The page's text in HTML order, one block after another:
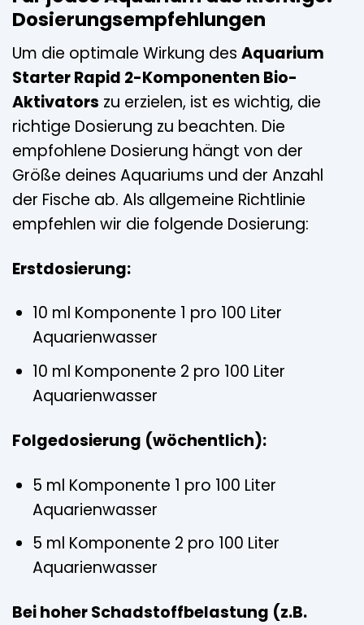
Dosierungsempfehlungen
Um die optimale Wirkung des Aquarium
Starter Rapid 2-Komponenten Bio-
Aktivators zu erzielen, ist es wichtig, die
richtige Dosierung zu beachten. Die
empfohlene Dosierung hängt von der
Größe deines Aquariums und der Anzahl
der Fische ab. Als allgemeine Richtlinie
empfehlen wir die folgende Dosierung:
Erstdosierung:
10 ml Komponente 1 pro 100 Liter
Aquarienwasser
10 ml Komponente 2 pro 100 Liter
Aquarienwasser
Folgedosierung (wöchentlich):
5 ml Komponente 1 pro 100 Liter
Aquarienwasser
5 ml Komponente 2 pro 100 Liter
Aquarienwasser
Bei hoher Schadstoffbelastung (z.B.